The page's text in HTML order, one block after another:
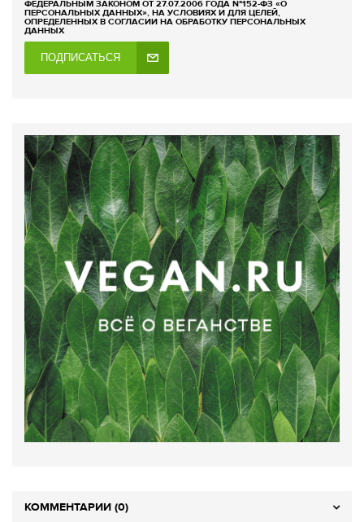
ФЕДЕРАЛЬНЫМ ЗАКОНОМ ОТ 27.07.2006 ГОДА №152-ФЗ «О
ПЕРСОНАЛЬНЫХ ДАННЫХ», НА УСЛОВИЯХ И ДЛЯ ЦЕЛЕЙ,
ОПРЕДЕЛЕННЫХ В СОГЛАСИИ НА ОБРАБОТКУ ПЕРСОНАЛЬНЫХ
ДАННЫХ
ПОДПИСАТЬСЯ
КОММЕНТАРИИ (0)